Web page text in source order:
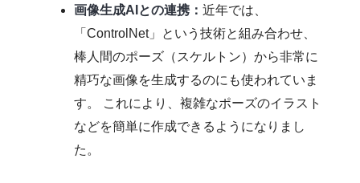
画像生成AIとの連携： 近年では、
「ControlNet」という技術と組み合わせ、
棒人間のポーズ（スケルトン）から非常に
精巧な画像を生成するのにも使われていま
す。 これにより、複雑なポーズのイラスト
などを簡単に作成できるようになりまし
た。